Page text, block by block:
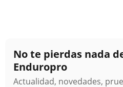
No te pierdas nada
Enduropro
Actualidad, novedades,